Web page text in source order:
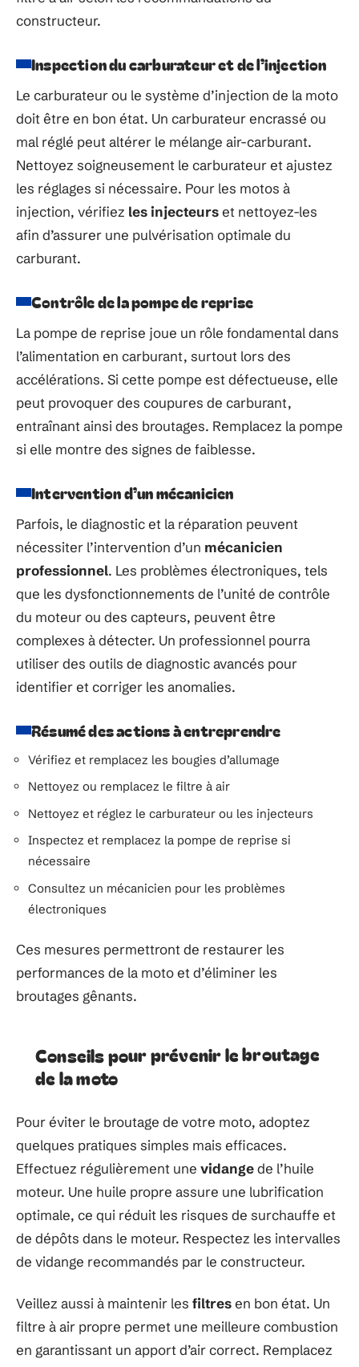
constructeur.
Inspection du carburateur et de l’injection
Le carburateur ou le système d’injection de la moto
doit être en bon état. Un carburateur encrassé ou
mal réglé peut altérer le mélange air-carburant.
Nettoyez soigneusement le carburateur et ajustez
les réglages si nécessaire. Pour les motos à
injection, vérifiez les injecteurset nettoyez-les
afin d’assurer une pulvérisation optimale du
carburant.
Contrôle de la pompe de reprise
La pompe de reprise joue un rôle fondamental dans
l’alimentation en carburant, surtout lors des
accélérations. Si cette pompe est défectueuse, elle
peut provoquer des coupures de carburant,
entraînant ainsi des broutages. Remplacez la pompe
si elle montre des signes de faiblesse.
Intervention d’un mécanicien
Parfois, le diagnostic et la réparation peuvent
nécessiter l’intervention d’un mécanicien
professionnel. Les problèmes électroniques, tels
que les dysfonctionnements de l’unité de contrôle
du moteur ou des capteurs, peuvent être
complexes à détecter. Un professionnel pourra
utiliser des outils de diagnostic avancés pour
identifier et corriger les anomalies.
Résumé des actions à entreprendre
Vérifiez et remplacez les bougies d’allumage
Nettoyez ou remplacez le filtre à air
Nettoyez et réglez le carburateur ou les injecteurs
Inspectez et remplacez la pompe de reprise si
nécessaire
Consultez un mécanicien pour les problèmes
électroniques
Ces mesures permettront de restaurer les
performances de la moto et d’éliminer les
broutages gênants.
Conseils pour prévenir le broutage
de la moto
Pour éviter le broutage de votre moto, adoptez
quelques pratiques simples mais efficaces.
Effectuez régulièrement une vidangede l’huile
moteur. Une huile propre assure une lubrification
optimale, ce qui réduit les risques de surchauffe et
de dépôts dans le moteur. Respectez les intervalles
de vidange recommandés par le constructeur.
Veillez aussi à maintenir les filtresen bon état. Un
filtre à air propre permet une meilleure combustion
en garantissant un apport d’air correct. Remplacez